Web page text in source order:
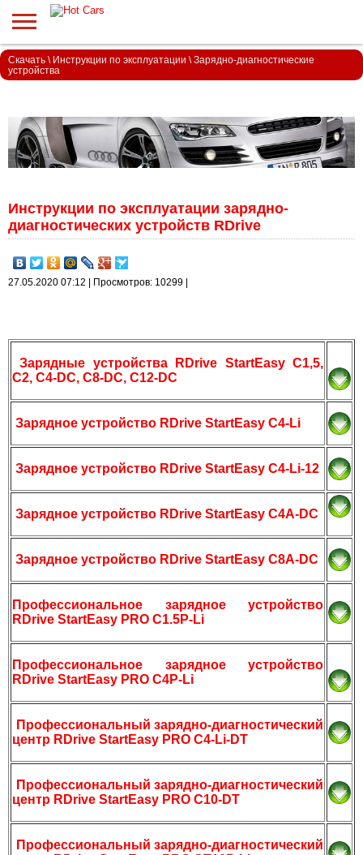
Скачать \ Инструкции по эксплуатации \ Зарядно-диагностические
устройства
Инструкции по эксплуатации зарядно-
диагностических устройств RDrive
27.05.2020 07:12 | Просмотров: 10299 |
Зарядные устройства RDrive StartEasy C1,5,
C2, C4-DC, C8-DC, C12-DC
Зарядное устройство RDrive StartEasy C4-Li
Зарядное устройство RDrive StartEasy C4-Li-12
Зарядное устройство RDrive StartEasy C4A-DC
Зарядное устройство RDrive StartEasy C8A-DC
Профессиональное зарядное устройство
RDrive StartEasy PRO C1.5P-Li
Профессиональное зарядное устройство
RDrive StartEasy PRO C4P-Li
Профессиональный зарядно-диагностический
центр RDrive StartEasy PRO C4-Li-DT
Профессиональный зарядно-диагностический
центр RDrive StartEasy PRO С10-DT
Профессиональный зарядно-диагностический